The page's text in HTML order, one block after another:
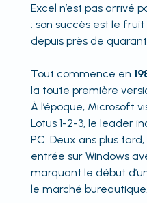
Excel n’est pas arrivé
: son succès est le
depuis près de
Tout commence en
la toute première
À l’époque, Microsoft
Lotus 1-2-3, le leader
PC. Deux ans plus tard,
entrée sur Windows
marquant le début
le marché bureautique.